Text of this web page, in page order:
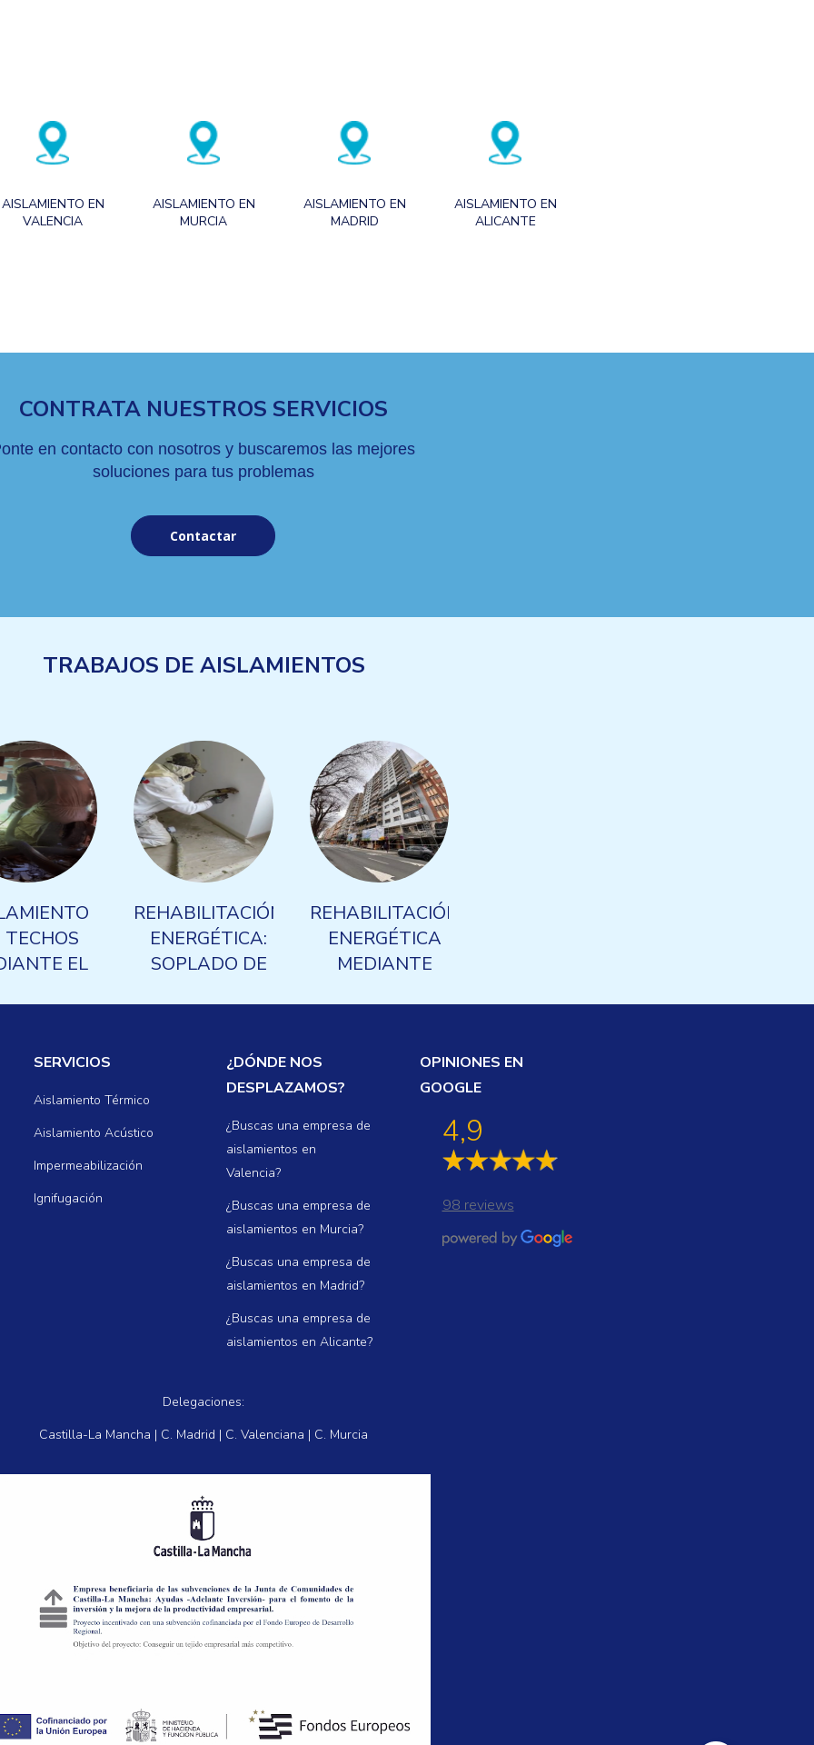
AISLAMIENTO EN
VALENCIA
AISLAMIENTO EN
MURCIA
AISLAMIENTO EN
MADRID
AISLAMIENTO EN
ALICANTE
CONTRATA NUESTROS SERVICIOS
en contacto con nosotros y buscaremos las mejores
soluciones para tus problemas
Contactar
TRABAJOS DE AISLAMIENTOS
TECHOS
EL
REHABILITACIÓN
ENERGÉTICA:
SOPLADO DE
REHABILITACIÓN
ENERGÉTICA
MEDIANTE
SERVICIOS
Aislamiento Térmico
Aislamiento Acústico
Impermeabilización
Ignifugación
¿DÓNDE NOS
DESPLAZAMOS?
¿Buscas una empresa de
aislamientos en
Valencia?
¿Buscas una empresa de
aislamientos en Murcia?
¿Buscas una empresa de
aislamientos en Madrid?
¿Buscas una empresa de
aislamientos en Alicante?
OPINIONES EN
GOOGLE
4,9
98 reviews
Delegaciones:
Castilla-La Mancha | C. Madrid | C. Valenciana | C. Murcia